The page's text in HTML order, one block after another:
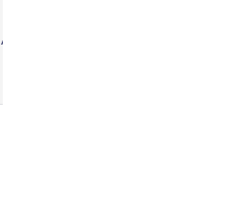
A partir du